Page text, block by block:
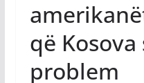
që Kosova
problem